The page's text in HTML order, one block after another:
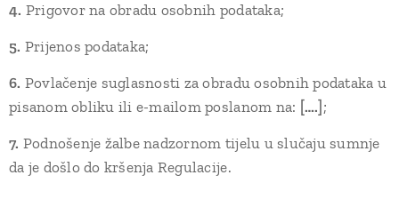
4. Prigovor na obradu osobnih podataka;
5. Prijenos podataka;
6. Povlačenje suglasnosti za obradu osobnih podataka u
pisanom obliku ili e-mailom poslanom na: [….] ;
7. Podnošenje žalbe nadzornom tijelu u slučaju sumnje
da je došlo do kršenja Regulacije.